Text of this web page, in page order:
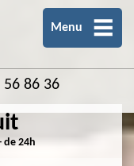
Menu
56 86 36
de 24h